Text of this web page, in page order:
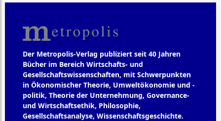
Der Metropolis-Verlag publiziert seit 40 Jahren
Bücher im Bereich Wirtschafts- und
Gesellschaftswissenschaften, mit Schwerpunkten
in Ökonomischer Theorie, Umweltökonomie und -
politik, Theorie der Unternehmung, Governance-
und Wirtschaftsethik, Philosophie,
Gesellschaftsanalyse, Wissenschaftsgeschichte.